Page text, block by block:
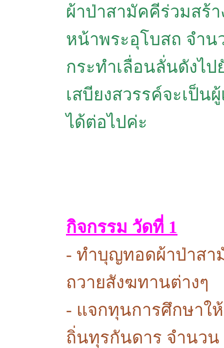
ผ้าป่าสามัคคีร่วมสร้
หน้าพระอุโบสถ จำน
กระทำเลื่อนลั่นดังไ
เสบียงสวรรค์จะเป็น
ได้ต่อไปค่ะ
กิจกรรม วัดที่ 1
- ทำบุญทอดผ้าป่าสา
ถวายสังฆทานต่างๆ
- แจกทุนการศึกษาใ
ถิ่นทุรกันดาร จำนวน